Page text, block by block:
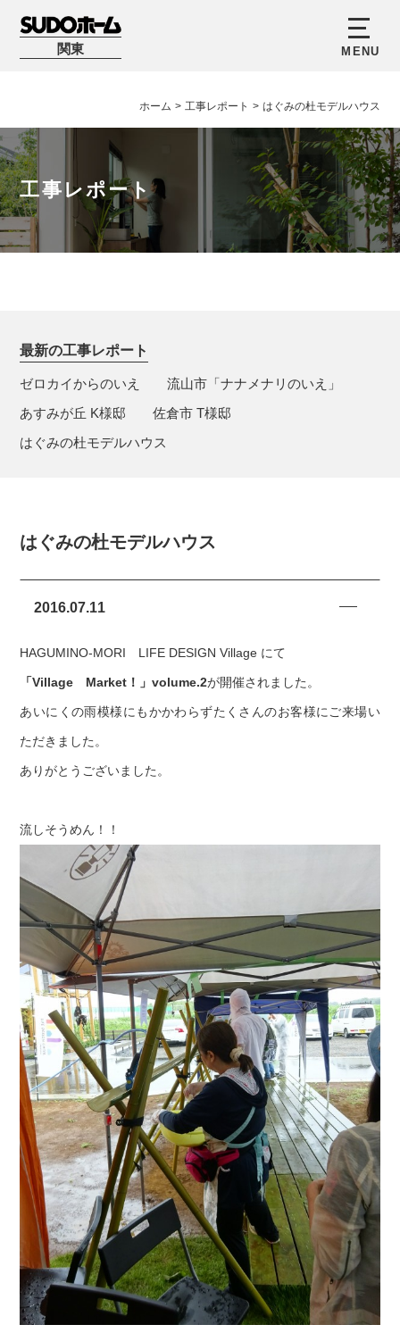
関東
ホーム > 工事レポート > はぐみの杜モデルハウス
工事レポート
最新の工事レポート
ゼロカイからのいえ
流山市「ナナメナリのいえ」
あすみが丘 K様邸
佐倉市 T様邸
はぐみの杜モデルハウス
はぐみの杜モデルハウス
2016.07.11
HAGUMINO-MORI LIFE DESIGN Village にて
「Village Market！」volume.2が開催されました。
あいにくの雨模様にもかかわらずたくさんのお客様にご来場い
ただきました。
ありがとうございました。
流しそうめん！！